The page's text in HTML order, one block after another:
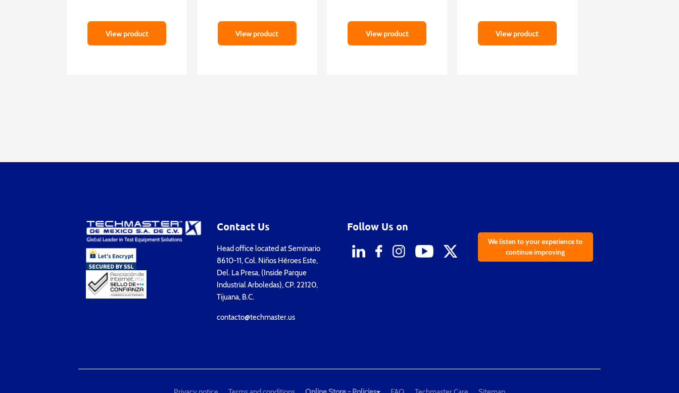
View product View product View product View product
Contact Us
Head office located at Seminario
8610-11, Col. Niños Héroes Este,
Del. La Presa, (Inside Parque
Industrial Arboledas), CP. 22120,
Tijuana, B.C.
contacto@techmaster.us
Follow Us on
We listen to your experience to
continue improving